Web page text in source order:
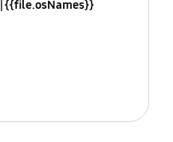
{{file.osNames}}